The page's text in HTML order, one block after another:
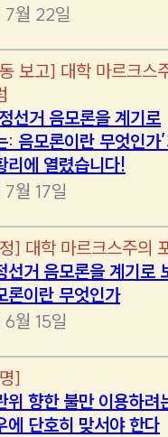
월 22일
보고] 대학 마르크스
선거 음모론을 계기로
: 음모론이란 무엇인가
리에 열렸습니다!
월 17일
] 대학 마르크스주의
선거 음모론을 계기로
론이란 무엇인가
월 15일
]
위 향한 불만 이용하려
에 단호히 맞서야 한다